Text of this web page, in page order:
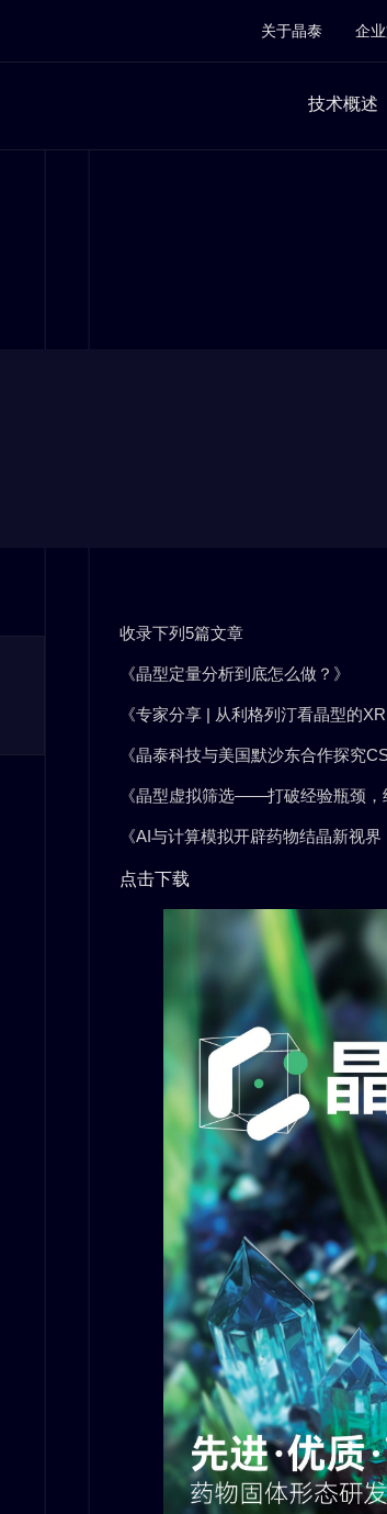
关于晶泰 企
技术概述
收录下列5篇文章
《晶型定量分析到底怎么做？》
《专家分享 | 从利格列汀看晶型的
《晶泰科技与美国默沙东合作探究
《晶型虚拟筛选——打破经验瓶颈，
《AI与计算模拟开辟药物结晶新视界
点击下载